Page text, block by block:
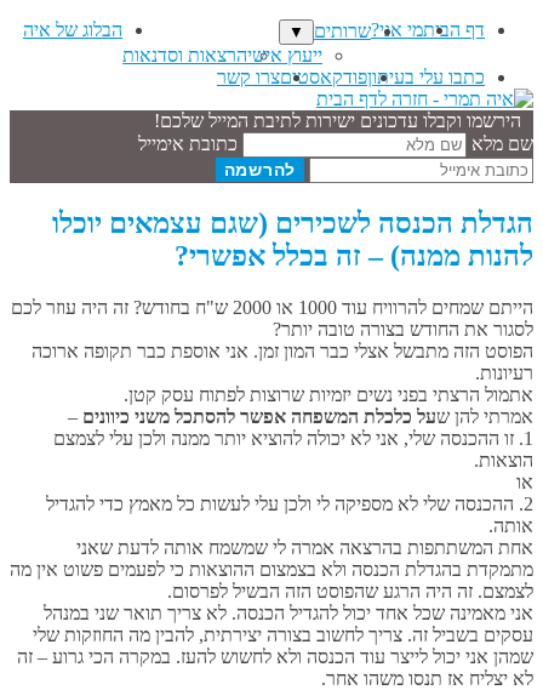
דף הביתמי אני?שרותים ▼
ייעוץ אישיהרצאות וסדנאות
הבלוג של איה
כתבו עלי בעיתוןפודקאסטיםצרו קשר
הירשמו וקבלו עדכונים ישירות לתיבת המייל שלכם!
שם מלא
כתובת אימייל
הגדלת הכנסה לשכירים (שגם עצמאים יוכלו
להנות ממנה) – זה בכלל אפשרי?
הייתם שמחים להרוויח עוד 1000 או 2000 ש"ח בחודש? זה היה עוזר לכם
לסגור את החודש בצורה טובה יותר?
הפוסט הזה מתבשל אצלי כבר המון זמן. אני אוספת כבר תקופה ארוכה
רעיונות.
אתמול הרצתי בפני נשים יזמיות שרוצות לפתוח עסק קטן.
אמרתי להן שעל כלכלת המשפחה אפשר להסתכל משני כיוונים –
1. זו ההכנסה שלי, אני לא יכולה להוציא יותר ממנה ולכן עלי לצמצם
הוצאות.
או
2. ההכנסה שלי לא מספיקה לי ולכן עלי לעשות כל מאמץ כדי להגדיל
אותה.
אחת המשתתפות בהרצאה אמרה לי שמשמח אותה לדעת שאני
מתמקדת בהגדלת הכנסה ולא בצמצום ההוצאות כי לפעמים פשוט אין מה
לצמצם. זה היה הרגע שהפוסט הזה הבשיל לפרסום.
אני מאמינה שכל אחד יכול להגדיל הכנסה. לא צריך תואר שני במנהל
עסקים בשביל זה. צריך לחשוב בצורה יצירתית, להבין מה החוזקות שלי
שמהן אני יכול לייצר עוד הכנסה ולא לחשוש להעז. במקרה הכי גרוע – זה
לא יצליח אז תנסו משהו אחר.